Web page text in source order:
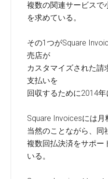
複数の関連サービスで
を求めている。
その1つがSquare
売店が
カスタマイズされた請
支払いを
回収するために2014年
Square Invoicesには月
当然のことながら、同
複数回払決済をサポー
いる。